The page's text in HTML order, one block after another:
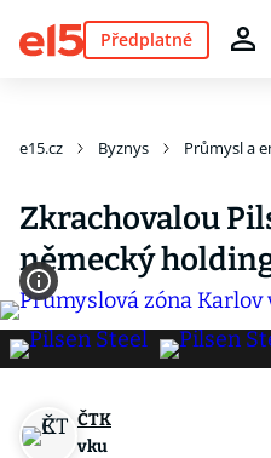
Předplatné
e15.cz Byznys Průmysl a
Zkrachovalou
německý
ČTK
vku